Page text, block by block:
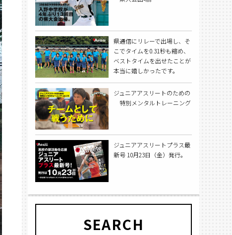
県通信にリレーで出場し、そ
こでタイムを0.31秒も縮め、
ベストタイムを出せたことが
本当に嬉しかったです。
ジュニアアスリートのための
特別メンタルトレーニング
ジュニアアスリートプラス最
新号 10月23日（金）発行。
SEARCH